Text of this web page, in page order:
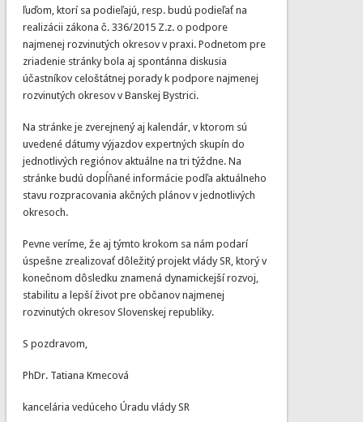
ľuďom, ktorí sa podieľajú, resp. budú podieľať na
realizácii zákona č. 336/2015 Z.z. o podpore
najmenej rozvinutých okresov v praxi. Podnetom pre
zriadenie stránky bola aj spontánna diskusia
účastníkov celoštátnej porady k podpore najmenej
rozvinutých okresov v Banskej Bystrici.
Na stránke je zverejnený aj kalendár, v ktorom sú
uvedené dátumy výjazdov expertných skupín do
jednotlivých regiónov aktuálne na tri týždne. Na
stránke budú dopĺňané informácie podľa aktuálneho
stavu rozpracovania akčných plánov v jednotlivých
okresoch.
Pevne veríme, že aj týmto krokom sa nám podarí
úspešne zrealizovať dôležitý projekt vlády SR, ktorý v
konečnom dôsledku znamená dynamickejší rozvoj,
stabilitu a lepší život pre občanov najmenej
rozvinutých okresov Slovenskej republiky.
S pozdravom,
PhDr. Tatiana Kmecová
kancelária vedúceho Úradu vlády SR